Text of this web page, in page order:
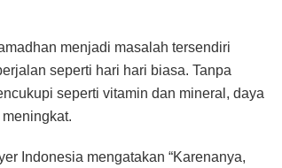
menjadi masalah tersendiri
seperti hari hari biasa. Tanpa
seperti vitamin dan mineral, daya
Indonesia mengatakan “Karenanya,